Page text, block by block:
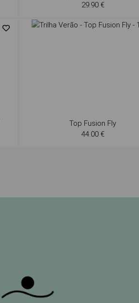
29.90 €
Top Fusion Fly
44.00 €